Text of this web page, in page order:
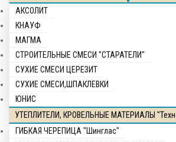
АКСОЛИТ
КНАУФ
МАГМА
СТРОИТЕЛЬНЫЕ СМЕСИ "СТАРАТЕЛИ"
СУХИЕ СМЕСИ ЦЕРЕЗИТ
СУХИЕ СМЕСИ,ШПАКЛЕВКИ
ЮНИС
УТЕПЛИТЕЛИ, КРОВЕЛЬНЫЕ МАТЕРИАЛЫ
ГИБКАЯ ЧЕРЕПИЦА "Шинглас"